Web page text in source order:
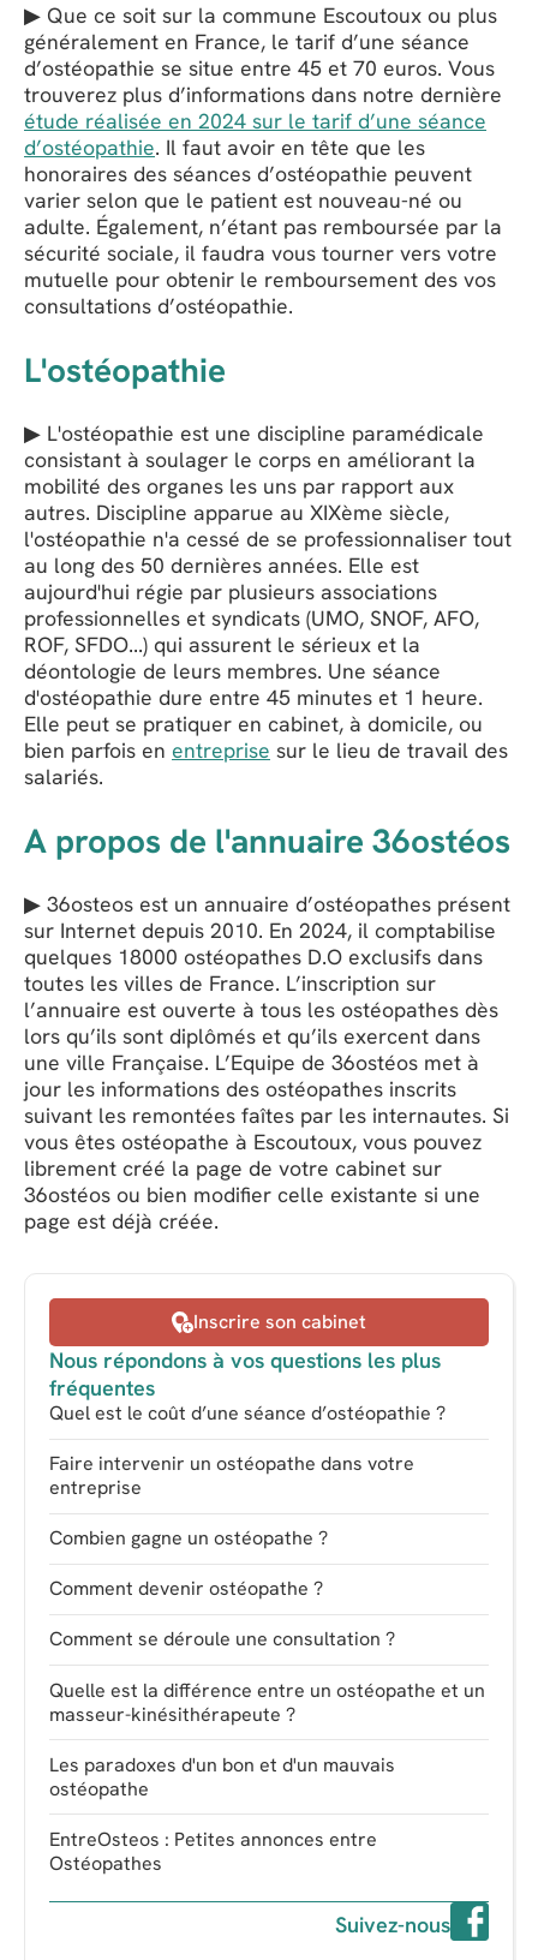
▶ Que ce soit sur la commune Escoutoux ou plus
généralement en France, le tarif d’une séance
d’ostéopathie se situe entre 45 et 70 euros. Vous
trouverez plus d’informations dans notre dernière
étude réalisée en 2024 sur le tarif d’une séance
d’ostéopathie. Il faut avoir en tête que les
honoraires des séances d’ostéopathie peuvent
varier selon que le patient est nouveau-né ou
adulte. Également, n’étant pas remboursée par la
sécurité sociale, il faudra vous tourner vers votre
mutuelle pour obtenir le remboursement des vos
consultations d’ostéopathie.
L'ostéopathie
▶ L'ostéopathie est une discipline paramédicale
consistant à soulager le corps en améliorant la
mobilité des organes les uns par rapport aux
autres. Discipline apparue au XIXème siècle,
l'ostéopathie n'a cessé de se professionnaliser tout
au long des 50 dernières années. Elle est
aujourd'hui régie par plusieurs associations
professionnelles et syndicats (UMO, SNOF, AFO,
ROF, SFDO...) qui assurent le sérieux et la
déontologie de leurs membres. Une séance
d'ostéopathie dure entre 45 minutes et 1 heure.
Elle peut se pratiquer en cabinet, à domicile, ou
bien parfois en entreprise sur le lieu de travail des
salariés.
A propos de l'annuaire 36ostéos
▶ 36osteos est un annuaire d’ostéopathes présent
sur Internet depuis 2010. En 2024, il comptabilise
quelques 18000 ostéopathes D.O exclusifs dans
toutes les villes de France. L’inscription sur
l’annuaire est ouverte à tous les ostéopathes dès
lors qu’ils sont diplômés et qu’ils exercent dans
une ville Française. L’Equipe de 36ostéos met à
jour les informations des ostéopathes inscrits
suivant les remontées faîtes par les internautes. Si
vous êtes ostéopathe à Escoutoux, vous pouvez
librement créé la page de votre cabinet sur
36ostéos ou bien modifier celle existante si une
page est déjà créée.
Inscrire son cabinet
Nous répondons à vos questions les plus
fréquentes
Quel est le coût d’une séance d’ostéopathie ?
Faire intervenir un ostéopathe dans votre
entreprise
Combien gagne un ostéopathe ?
Comment devenir ostéopathe ?
Comment se déroule une consultation ?
Quelle est la différence entre un ostéopathe et un
masseur-kinésithérapeute ?
Les paradoxes d'un bon et d'un mauvais
ostéopathe
EntreOsteos : Petites annonces entre
Ostéopathes
Suivez-nous